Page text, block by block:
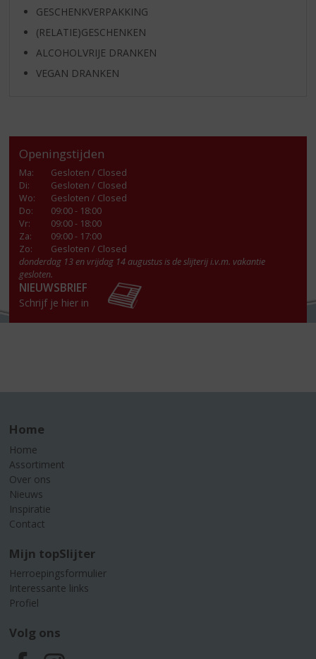
GESCHENKVERPAKKING
(RELATIE)GESCHENKEN
ALCOHOLVRIJE DRANKEN
VEGAN DRANKEN
Openingstijden
Ma:
Gesloten / Closed
Di:
Gesloten / Closed
Wo:
Gesloten / Closed
Do:
09:00 - 18:00
Vr:
09:00 - 18:00
Za:
09:00 - 17:00
Zo:
Gesloten / Closed
donderdag 13 en vrijdag 14 augustus is de slijterij i.v.m. vakantie
gesloten.
NIEUWSBRIEF
Schrijf je hier in
Home
Home
Assortiment
Over ons
Nieuws
Inspiratie
Contact
Mijn topSlijter
Herroepingsformulier
Interessante links
Profiel
Volg ons